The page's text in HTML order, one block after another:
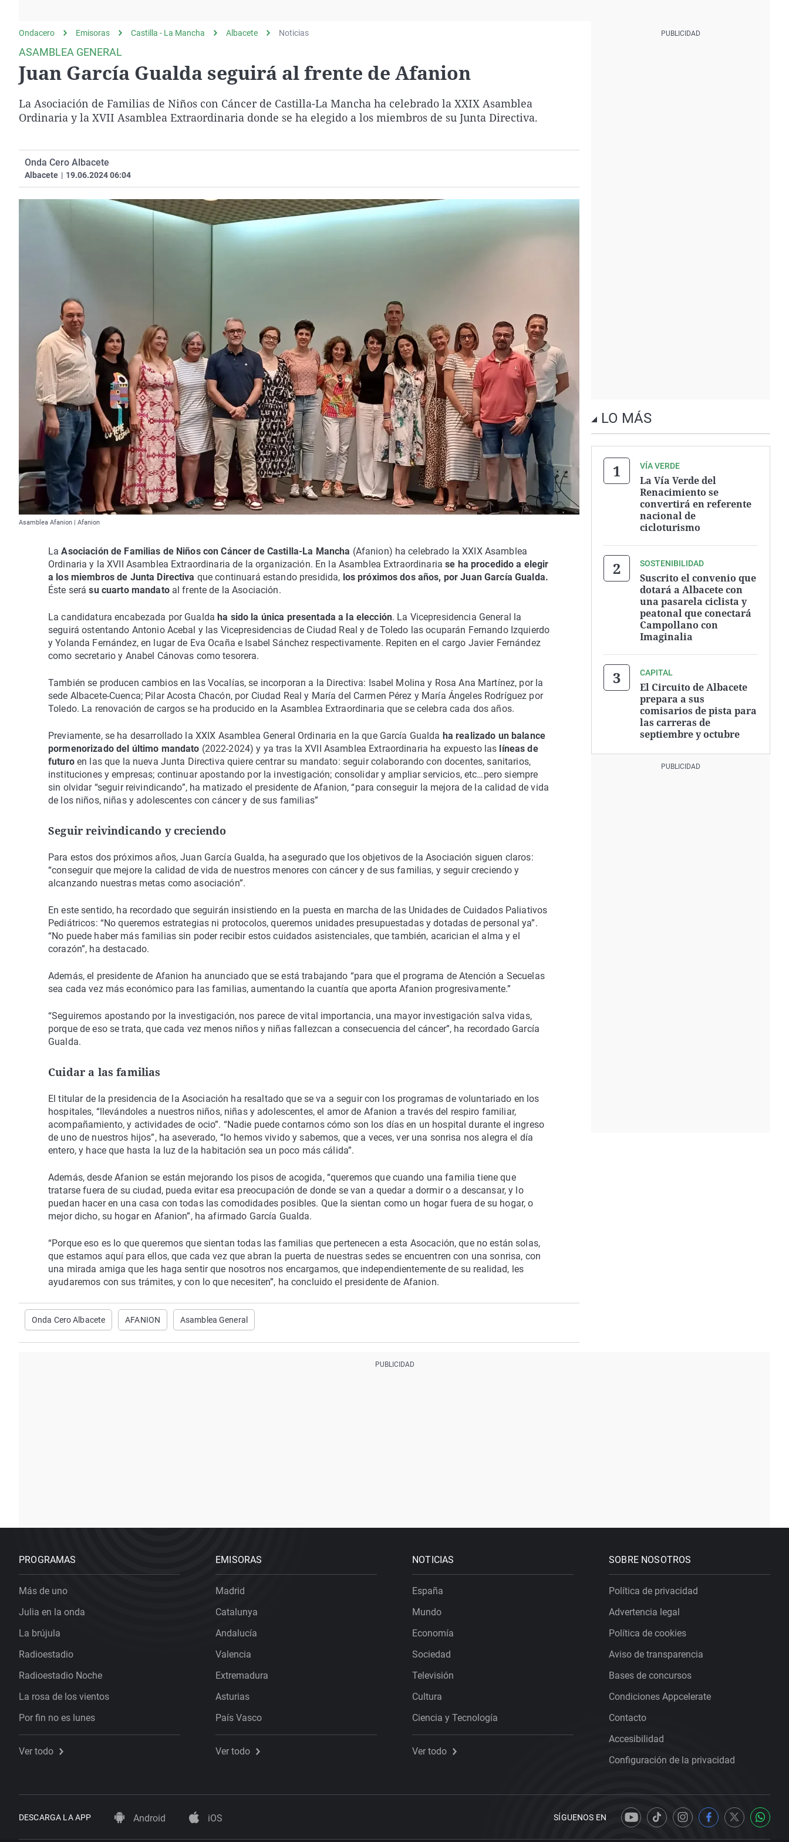
gato
Operación Viuda
Negra
País Vasco
Ondacero Emisoras Castilla - La Mancha Albacete Noticias
ASAMBLEA GENERAL
Juan García Gualda seguirá al frente de Afanion
La Asociación de Familias de Niños con Cáncer de Castilla-La Mancha ha celebrado la XXIX Asamblea
Ordinaria y la XVII Asamblea Extraordinaria donde se ha elegido a los miembros de su Junta Directiva.
Onda Cero Albacete
Albacete | 19.06.2024 06:04
Asamblea Afanion | Afanion
LaAsociación de Familias de Niños con Cáncer de Castilla-La Mancha (Afanion) ha celebrado la XXIX Asamblea
Ordinaria y la XVII Asamblea Extraordinaria de la organización. En la Asamblea Extraordinaria se ha procedido a elegir
a los miembros de Junta Directiva que continuará estando presidida, los próximos dos años, por Juan García Gualda.
Éste serásu cuarto mandatoal frente de la Asociación.
La candidatura encabezada por Gualda ha sido la única presentada a la elección. La Vicepresidencia General la
seguirá ostentando Antonio Acebal y las Vicepresidencias de Ciudad Real y de Toledo las ocuparán Fernando Izquierdo
y Yolanda Fernández, en lugar de Eva Ocaña e Isabel Sánchez respectivamente. Repiten en el cargo Javier Fernández
como secretario y Anabel Cánovas como tesorera.
También se producen cambios en las Vocalías, se incorporan a la Directiva: Isabel Molina y Rosa Ana Martínez, por la
sede Albacete-Cuenca; Pilar Acosta Chacón, por Ciudad Real y María del Carmen Pérez y María Ángeles Rodríguez por
Toledo. La renovación de cargos se ha producido en la Asamblea Extraordinaria que se celebra cada dos años.
Previamente, se ha desarrollado la XXIX Asamblea General Ordinaria en la que García Gualda ha realizado un balance
pormenorizado del último mandato (2022-2024) y ya tras la XVII Asamblea Extraordinaria ha expuesto las líneas de
futuro en las que la nueva Junta Directiva quiere centrar su mandato: seguir colaborando con docentes, sanitarios,
instituciones y empresas; continuar apostando por la investigación; consolidar y ampliar servicios, etc…pero siempre
sin olvidar “seguir reivindicando”, ha matizado el presidente de Afanion, “para conseguir la mejora de la calidad de vida
de los niños, niñas y adolescentes con cáncer y de sus familias”
Seguir reivindicando y creciendo
Para estos dos próximos años, Juan García Gualda, ha asegurado que los objetivos de la Asociación siguen claros:
“conseguir que mejore la calidad de vida de nuestros menores con cáncer y de sus familias, y seguir creciendo y
alcanzando nuestras metas como asociación”.
En este sentido, ha recordado que seguirán insistiendo en la puesta en marcha de las Unidades de Cuidados Paliativos
Pediátricos: “No queremos estrategias ni protocolos, queremos unidades presupuestadas y dotadas de personal ya”.
“No puede haber más familias sin poder recibir estos cuidados asistenciales, que también, acarician el alma y el
corazón”, ha destacado.
Además, el presidente de Afanion ha anunciado que se está trabajando “para que el programa de Atención a Secuelas
sea cada vez más económico para las familias, aumentando la cuantía que aporta Afanion progresivamente.”
“Seguiremos apostando por la investigación, nos parece de vital importancia, una mayor investigación salva vidas,
porque de eso se trata, que cada vez menos niños y niñas fallezcan a consecuencia del cáncer”, ha recordado García
Gualda.
Cuidar a las familias
El titular de la presidencia de la Asociación ha resaltado que se va a seguir con los programas de voluntariado en los
hospitales, “llevándoles a nuestros niños, niñas y adolescentes, el amor de Afanion a través del respiro familiar,
acompañamiento, y actividades de ocio”. “Nadie puede contarnos cómo son los días en un hospital durante el ingreso
de uno de nuestros hijos”, ha aseverado, “lo hemos vivido y sabemos, que a veces, ver una sonrisa nos alegra el día
entero, y hace que hasta la luz de la habitación sea un poco más cálida”.
Además, desde Afanion se están mejorando los pisos de acogida, “queremos que cuando una familia tiene que
tratarse fuera de su ciudad, pueda evitar esa preocupación de donde se van a quedar a dormir o a descansar, y lo
puedan hacer en una casa con todas las comodidades posibles. Que la sientan como un hogar fuera de su hogar, o
mejor dicho, su hogar en Afanion”, ha afirmado García Gualda.
“Porque eso es lo que queremos que sientan todas las familias que pertenecen a esta Asocación, que no están solas,
que estamos aquí para ellos, que cada vez que abran la puerta de nuestras sedes se encuentren con una sonrisa, con
una mirada amiga que les haga sentir que nosotros nos encargamos, que independientemente de su realidad, les
ayudaremos con sus trámites, y con lo que necesiten”, ha concluido el presidente de Afanion.
Onda Cero Albacete AFANION Asamblea General
LO MÁS
VÍA VERDE
La Vía Verde del
Renacimiento se
convertirá en referente
nacional de
cicloturismo
SOSTENIBILIDAD
Suscrito el convenio que
dotará a Albacete con
una pasarela ciclista y
peatonal que conectará
Campollano con
Imaginalia
CAPITAL
El Circuito de Albacete
prepara a sus
comisarios de pista para
las carreras de
septiembre y octubre
PROGRAMAS
Más de uno
Julia en la onda
La brújula
Radioestadio
Radioestadio Noche
La rosa de los vientos
Por fin no es lunes
Ver todo
EMISORAS
Madrid
Catalunya
Andalucía
Valencia
Extremadura
Asturias
País Vasco
Ver todo
NOTICIAS
España
Mundo
Economía
Sociedad
Televisión
Cultura
Ciencia y Tecnología
Ver todo
SOBRE NOSOTROS
Política de privacidad
Advertencia legal
Política de cookies
Aviso de transparencia
Bases de concursos
Condiciones Appcelerate
Contacto
Accesibilidad
Configuración de la privacidad
DESCARGA LA APP Android iOS SÍGUENOS EN